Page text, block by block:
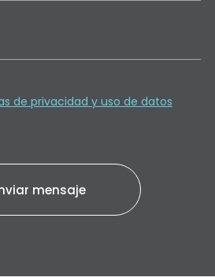
de privacidad y uso de datos